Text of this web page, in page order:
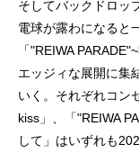
そしてバックドロッ
電球が露わになると
「"REIWA
エッジィな展開に集
いく。それぞれコン
kiss」、「"REIWA
して」はいずれも